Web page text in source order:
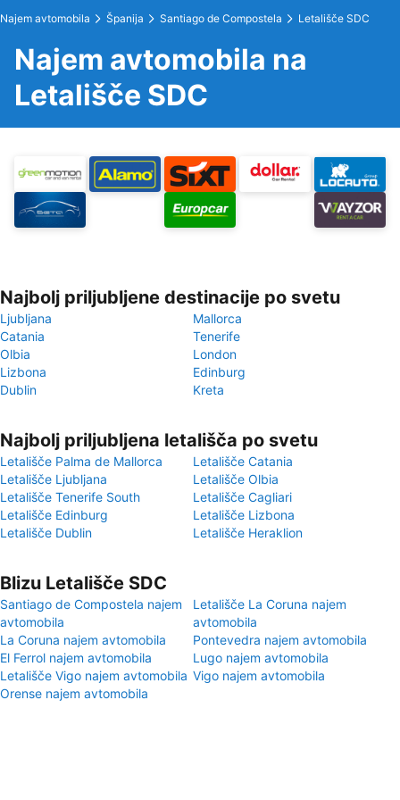
Najem avtomobila Španija Santiago de Compostela Letališče SDC
Najem avtomobila na
Letališče SDC
Najbolj priljubljene destinacije po svetu
Ljubljana
Mallorca
Catania
Tenerife
Olbia
London
Lizbona
Edinburg
Dublin
Kreta
Najbolj priljubljena letališča po svetu
Letališče Palma de Mallorca
Letališče Catania
Letališče Ljubljana
Letališče Olbia
Letališče Tenerife South
Letališče Cagliari
Letališče Edinburg
Letališče Lizbona
Letališče Dublin
Letališče Heraklion
Blizu Letališče SDC
Santiago de Compostela najem
avtomobila
Letališče La Coruna najem
avtomobila
La Coruna najem avtomobila
Pontevedra najem avtomobila
El Ferrol najem avtomobila
Lugo najem avtomobila
Letališče Vigo najem avtomobila Vigo najem avtomobila
Orense najem avtomobila